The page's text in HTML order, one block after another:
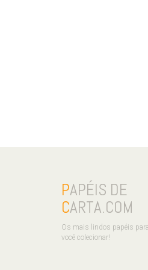
PAPÉIS DE
CARTA.COM
Os mais lindos papéis para
você colecionar!